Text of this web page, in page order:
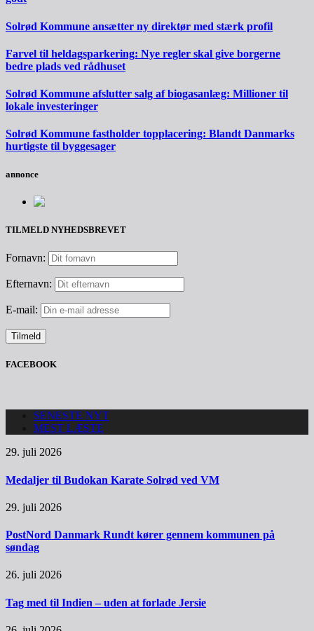
Solrød Kommune ansætter ny direktør med stærk profil
Farvel til heldagsparkering: Nye regler skal give borgerne
bedre plads ved rådhuset
Solrød Kommune afslutter salg af biogasanlæg: Millioner til
lokale investeringer
Solrød Kommune fastholder topplacering: Blandt Danmarks
hurtigste til byggesager
annonce
TILMELD NYHEDSBREVET
Fornavn:
Efternavn:
E-mail:
FACEBOOK
SENESTE NYT
MEST LÆSTE
29. juli 2026
Medaljer til Budokan Karate Solrød ved VM
29. juli 2026
PostNord Danmark Rundt kører gennem kommunen på
søndag
26. juli 2026
Tag med til Indien – uden at forlade Jersie